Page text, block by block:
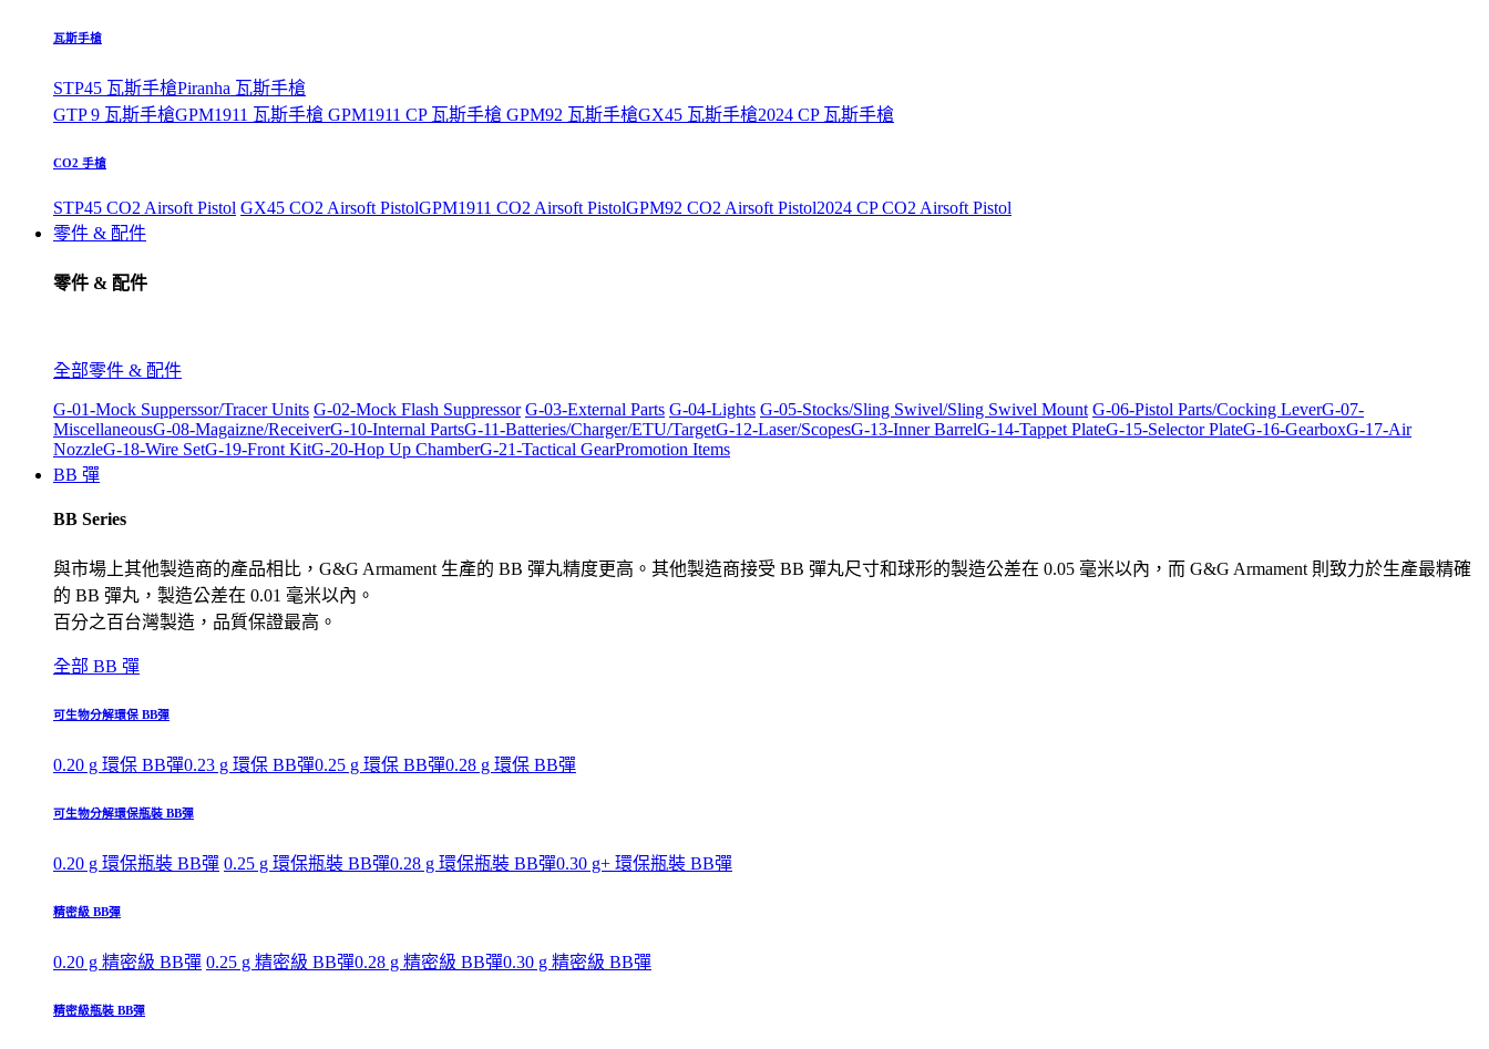
瓦斯手槍
STP45 瓦斯手槍Piranha 瓦斯手槍
GTP 9 瓦斯手槍GPM1911 瓦斯手槍 GPM1911 CP 瓦斯手槍 GPM92 瓦斯手槍GX45 瓦斯手槍2024 CP 瓦斯手槍
CO2 手槍
STP45 CO2 Airsoft Pistol GX45 CO2 Airsoft PistolGPM1911 CO2 Airsoft PistolGPM92 CO2 Airsoft Pistol2024 CP CO2 Airsoft Pistol
零件 & 配件
零件 & 配件
全部零件 & 配件
G-01-Mock Supperssor/Tracer Units G-02-Mock Flash Suppressor G-03-External Parts G-04-Lights G-05-Stocks/Sling Swivel/Sling Swivel Mount G-06-Pistol Parts/Cocking LeverG-07-
MiscellaneousG-08-Magaizne/ReceiverG-10-Internal PartsG-11-Batteries/Charger/ETU/TargetG-12-Laser/ScopesG-13-Inner BarrelG-14-Tappet PlateG-15-Selector PlateG-16-GearboxG-17-Air
NozzleG-18-Wire SetG-19-Front KitG-20-Hop Up ChamberG-21-Tactical GearPromotion Items
BB 彈
BB Series
與市場上其他製造商的產品相比，G&G Armament 生產的 BB 彈丸精度更高。其他製造商接受 BB 彈丸尺寸和球形的製造公差在 0.05 毫米以內，而 G&G Armament 則致力於生產最精確
的 BB 彈丸，製造公差在 0.01 毫米以內。
百分之百台灣製造，品質保證最高。
全部 BB 彈
可生物分解環保 BB彈
0.20 g 環保 BB彈0.23 g 環保 BB彈0.25 g 環保 BB彈0.28 g 環保 BB彈
可生物分解環保瓶裝 BB彈
0.20 g 環保瓶裝 BB彈 0.25 g 環保瓶裝 BB彈0.28 g 環保瓶裝 BB彈0.30 g+ 環保瓶裝 BB彈
精密級 BB彈
0.20 g 精密級 BB彈 0.25 g 精密級 BB彈0.28 g 精密級 BB彈0.30 g 精密級 BB彈
精密級瓶裝 BB彈